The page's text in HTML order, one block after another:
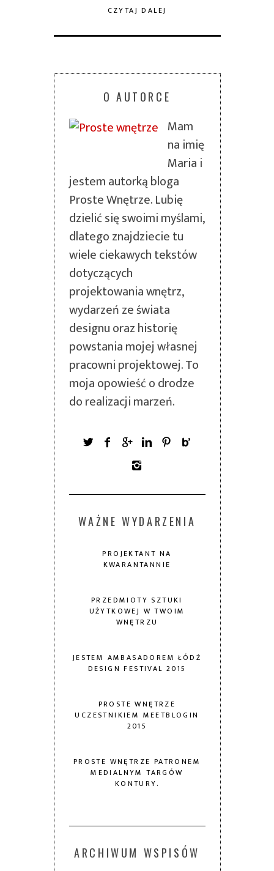
CZYTAJ DALEJ
O AUTORCE
Mam
na imię
Maria i
jestem autorką bloga
Proste Wnętrze. Lubię
dzielić się swoimi myślami,
dlatego znajdziecie tu
wiele ciekawych tekstów
dotyczących
projektowania wnętrz,
wydarzeń ze świata
designu oraz historię
powstania mojej własnej
pracowni projektowej. To
moja opowieść o drodze
do realizacji marzeń.
WAŻNE WYDARZENIA
PROJEKTANT NA
KWARANTANNIE
PRZEDMIOTY SZTUKI
UŻYTKOWEJ W TWOIM
WNĘTRZU
JESTEM AMBASADOREM ŁÓDŹ
DESIGN FESTIVAL 2015
PROSTE WNĘTRZE
UCZESTNIKIEM MEETBLOGIN
2015
PROSTE WNĘTRZE PATRONEM
MEDIALNYM TARGÓW
KONTURY.
ARCHIWUM WSPISÓW